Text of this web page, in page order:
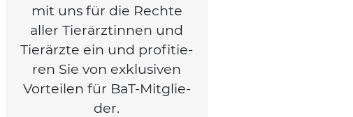
mit uns für die Rech­te
aller Tier­ärz­tin­nen und
Tier­ärz­te ein und pro­fi­tie­
ren Sie von exklu­si­ven
Vor­tei­len für BaT-Mit­glie­
der.